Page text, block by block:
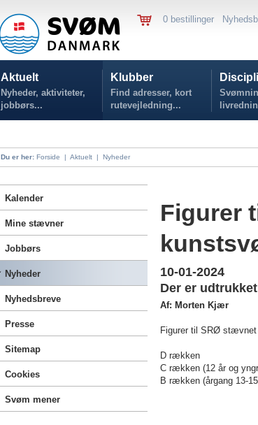
0 bestillinger
Aktuelt
Nyheder, aktiviteter,
jobbørs...
Klubber
Find adresser, kort
rutevejledning...
vand...
Du er her: Forside | Aktuelt | Nyheder
Kalender
Mine stævner
Jobbørs
Nyheder
Nyhedsbreve
Presse
Sitemap
Cookies
Svøm mener
Figurer
10-01-2024
Der er
Af: Morten Kjær
Figurer til SRØ stævnet
D
C rækken (12 år
B rækken